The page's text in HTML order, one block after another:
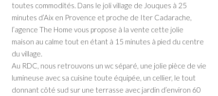
toutes commodités. Dans le joli village de Jouques à 25
minutes d’Aix en Provence et proche de Iter Cadarache,
l’agence The Home vous propose à la vente cette jolie
maison au calme tout en étant à 15 minutes à pied du centre
du village.
Au RDC, nous retrouvons un wc séparé, une jolie pièce de vie
lumineuse avec sa cuisine toute équipée, un cellier, le tout
donnant côté sud sur une terrasse avec jardin d’environ 60